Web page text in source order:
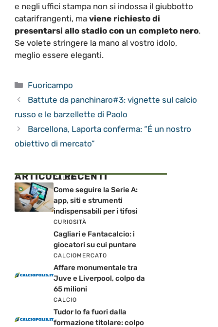
e negli uffici stampa non si indossa il giubbotto
catarifrangenti, ma viene richiesto di
presentarsi allo stadio con un completo nero.
Se volete stringere la mano al vostro idolo,
meglio essere eleganti.
Categorie
Fuoricampo
Battute da panchinaro#3: vignette sul calcio
russo e le barzellette di Paolo
Barcellona, Laporta conferma: “É un nostro
obiettivo di mercato”
ARTICOLI RECENTI
CALCIO
Come seguire la Serie A:
app, siti e strumenti
indispensabili per i tifosi
CURIOSITÀ
Cagliari e Fantacalcio: i
giocatori su cui puntare
CALCIOMERCATO
Affare monumentale tra
Juve e Liverpool, colpo da
65 milioni
CALCIO
Tudor lo fa fuori dalla
formazione titolare: colpo